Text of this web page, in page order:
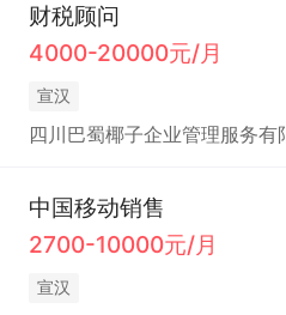
财税顾问
4000-20000元/月
宣汉
四川巴蜀椰子企业管理服务有
中国移动销售
2700-10000元/月
宣汉